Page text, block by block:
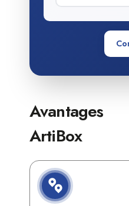
Avantages
ArtiBox